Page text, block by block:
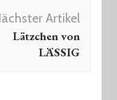
Artikel
Lätzchen von
LÄSSIG